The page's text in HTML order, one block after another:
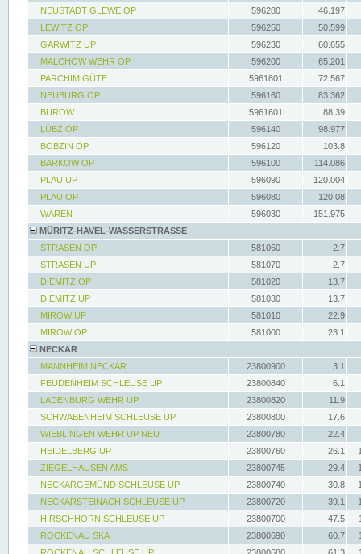
NEUSTADT GLEWE OP
596280
46.197
LEWITZ OP
596250
50.599
GARWITZ UP
596230
60.655
MALCHOW WEHR OP
596200
65.201
PARCHIM GÜTE
5961801
72.567
NEUBURG OP
596160
83.362
BUROW
5961601
88.39
LÜBZ OP
596140
98.977
BOBZIN OP
596120
103.8
BARKOW OP
596100
114.086
PLAU UP
596090
120.004
PLAU OP
596080
120.08
WAREN
596030
151.975
MÜRITZ-HAVEL-WASSERSTRASSE
STRASEN OP
581060
2.7
STRASEN UP
581070
2.7
DIEMITZ OP
581020
13.7
DIEMITZ UP
581030
13.7
MIROW UP
581010
22.9
MIROW OP
581000
23.1
NECKAR
MANNHEIM NECKAR
23800900
3.1
FEUDENHEIM SCHLEUSE UP
23800840
6.1
LADENBURG WEHR UP
23800820
11.9
SCHWABENHEIM SCHLEUSE UP
23800800
17.6
WIEBLINGEN WEHR UP NEU
23800780
22.4
HEIDELBERG UP
23800760 26.1
ZIEGELHAUSEN AMS
23800745 29.4
NECKARGEMÜND SCHLEUSE UP
23800740 30.8
NECKARSTEINACH SCHLEUSE UP
23800720 39.1
HIRSCHHORN SCHLEUSE UP
23800700 47.5
ROCKENAU SKA
23800690 60.7